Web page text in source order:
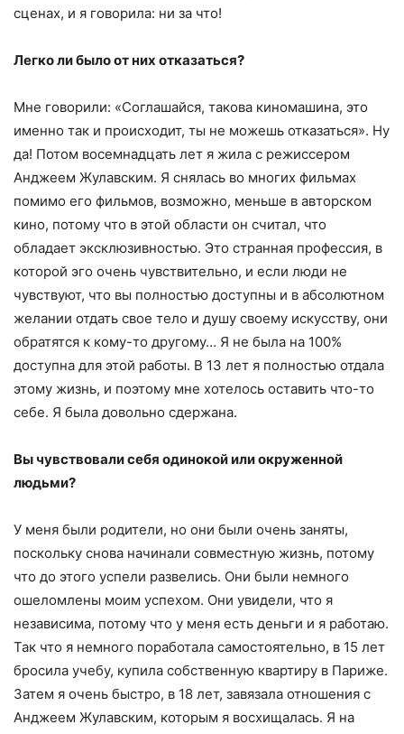
сценах, и я говорила: ни за что!
Легко ли было от них отказаться?
Мне говорили: «Соглашайся, такова киномашина, это
именно так и происходит, ты не можешь отказаться». Ну
да! Потом восемнадцать лет я жила с режиссером
Анджеем Жулавским. Я снялась во многих фильмах
помимо его фильмов, возможно, меньше в авторском
кино, потому что в этой области он считал, что
обладает эксклюзивностью. Это странная профессия, в
которой эго очень чувствительно, и если люди не
чувствуют, что вы полностью доступны и в абсолютном
желании отдать свое тело и душу своему искусству, они
обратятся к кому-то другому… Я не была на 100%
доступна для этой работы. В 13 лет я полностью отдала
этому жизнь, и поэтому мне хотелось оставить что-то
себе. Я была довольно сдержана.
Вы чувствовали себя одинокой или окруженной
людьми?
У меня были родители, но они были очень заняты,
поскольку снова начинали совместную жизнь, потому
что до этого успели развелись. Они были немного
ошеломлены моим успехом. Они увидели, что я
независима, потому что у меня есть деньги и я работаю.
Так что я немного поработала самостоятельно, в 15 лет
бросила учебу, купила собственную квартиру в Париже.
Затем я очень быстро, в 18 лет, завязала отношения с
Анджеем Жулавским, которым я восхищалась. Я на